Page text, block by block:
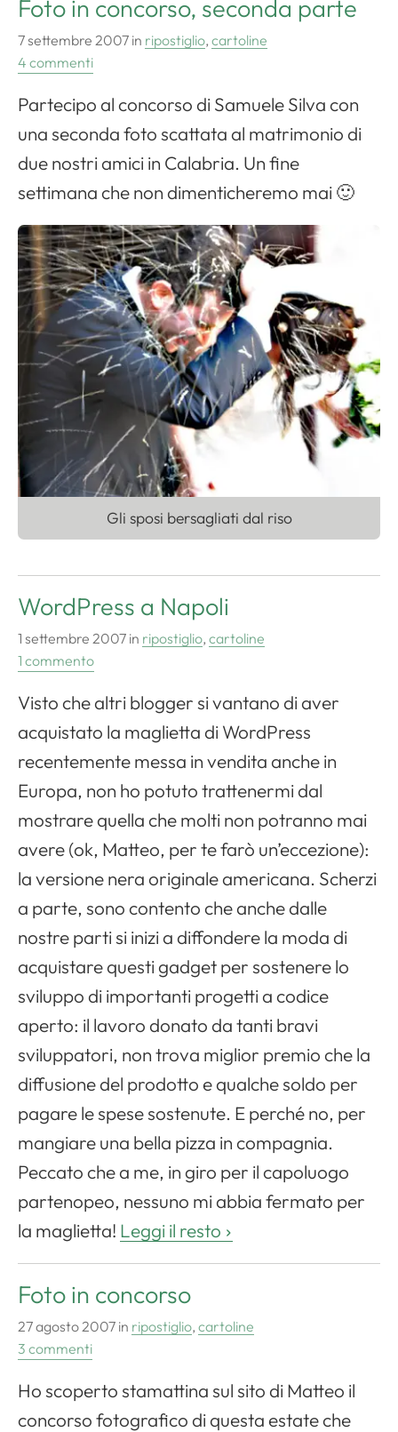
Foto in concorso, seconda parte
7 settembre 2007 in ripostiglio, cartoline
4 commenti
Partecipo al concorso di Samuele Silva con
una seconda foto scattata al matrimonio di
due nostri amici in Calabria. Un fine
settimana che non dimenticheremo mai 🙂
Gli sposi bersagliati dal riso
WordPress a Napoli
1 settembre 2007 in ripostiglio, cartoline
1 commento
Visto che altri blogger si vantano di aver
acquistato la maglietta di WordPress
recentemente messa in vendita anche in
Europa, non ho potuto trattenermi dal
mostrare quella che molti non potranno mai
avere (ok, Matteo, per te farò un’eccezione):
la versione nera originale americana. Scherzi
a parte, sono contento che anche dalle
nostre parti si inizi a diffondere la moda di
acquistare questi gadget per sostenere lo
sviluppo di importanti progetti a codice
aperto: il lavoro donato da tanti bravi
sviluppatori, non trova miglior premio che la
diffusione del prodotto e qualche soldo per
pagare le spese sostenute. E perché no, per
mangiare una bella pizza in compagnia.
Peccato che a me, in giro per il capoluogo
partenopeo, nessuno mi abbia fermato per
la maglietta! Leggi il resto
Foto in concorso
27 agosto 2007 in ripostiglio, cartoline
3 commenti
Ho scoperto stamattina sul sito di Matteo il
concorso fotografico di questa estate che